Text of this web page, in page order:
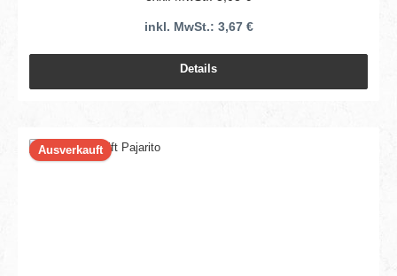
inkl. MwSt.: 3,67 €
Details
Ausverkauft